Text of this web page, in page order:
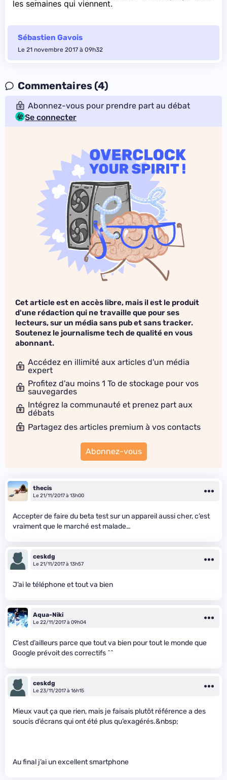
les semaines qui viennent.
Sébastien Gavois
Le 21 novembre 2017 à 09h32
Commentaires (4)
Abonnez-vous pour prendre part au débat
Se connecter
Cet article est en accès libre, mais il est le produit
d'une rédaction qui ne travaille que pour ses
lecteurs, sur un média sans pub et sans tracker.
Soutenez le journalisme tech de qualité en vous
abonnant.
Accédez en illimité aux articles d'un média
expert
Profitez d'au moins 1 To de stockage pour vos
sauvegardes
Intégrez la communauté et prenez part aux
débats
Partagez des articles premium à vos contacts
Abonnez-vous
thecis
Le 21/11/2017 à 13h00
Accepter de faire du beta test sur un appareil aussi cher, c’est
vraiment que le marché est malade…
ceskdg
Le 21/11/2017 à 13h57
J’ai le téléphone et tout va bien
Aqua-Niki
Le 22/11/2017 à 09h04
C’est d’ailleurs parce que tout va bien pour tout le monde que
Google prévoit des correctifs ^^
ceskdg
Le 23/11/2017 à 16h15
Mieux vaut ça que rien, mais je faisais plutôt référence a des
soucis d’écrans qui ont été plus qu’exagérés.&nbsp;
Au final j’ai un excellent smartphone